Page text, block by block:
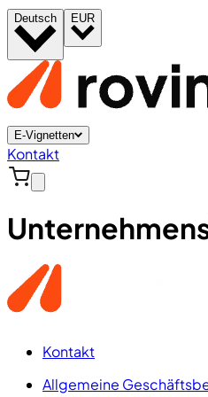
Deutsch EUR
E-Vignetten
Kontakt
Kontakt
Allgemeine